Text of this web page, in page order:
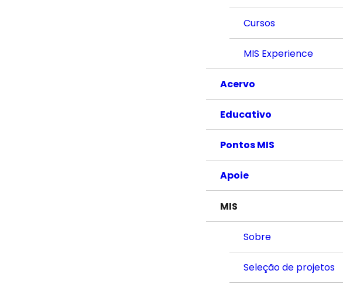
Cursos
MIS Experience
Acervo
Educativo
Pontos MIS
Apoie
MIS
Sobre
Seleção de projetos